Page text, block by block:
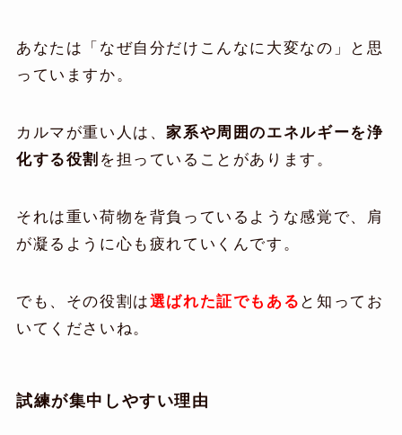
あなたは「なぜ自分だけこんなに大変なの」と思
っていますか。
カルマが重い人は、家系や周囲のエネルギーを浄
化する役割 を担っていることがあります。
それは重い荷物を背負っているような感覚で、肩
が凝るように心も疲れていくんです。
でも、その役割は選ばれた証でもある と知ってお
いてくださいね。
試練が集中しやすい理由